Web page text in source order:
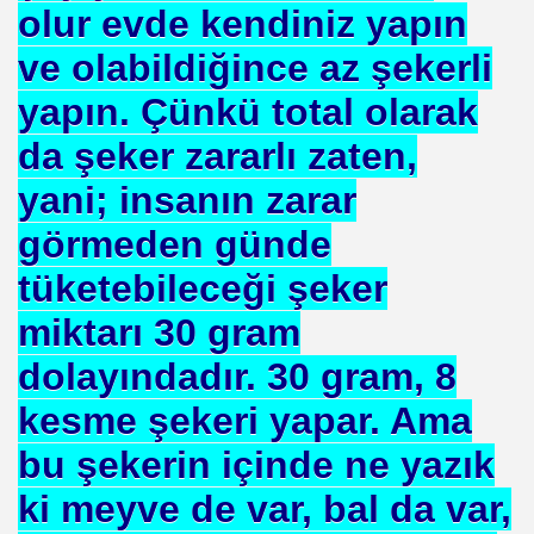
AZIM ÇALIŞMA
. MEVLANA
SINEMAYI. ALLAH YOLUNDA KULLANDI
ATILIYOR
(2018)
olduk mu